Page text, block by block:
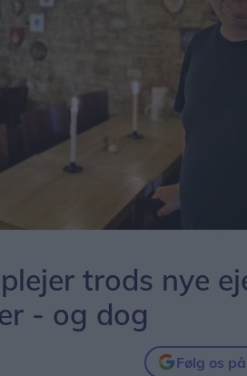
trods nye
- og dog
Følg os